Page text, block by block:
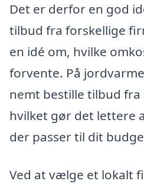
Det er derfor en god
tilbud fra forskellige
en idé om, hvilke
forvente. På
nemt bestille tilbud fra
hvilket gør det lettere
der passer til dit
Ved at vælge et lokalt